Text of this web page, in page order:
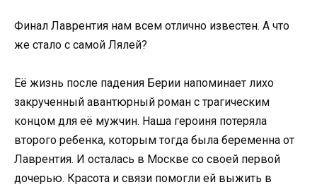
Финал Лаврентия нам всем отлично известен. А что
же стало с самой Лялей?
Её жизнь после падения Берии напоминает лихо
закрученный авантюрный роман с трагическим
концом для её мужчин. Наша героиня потеряла
второго ребенка, которым тогда была беременна от
Лаврентия. И осталась в Москве со своей первой
дочерью. Красота и связи помогли ей выжить в